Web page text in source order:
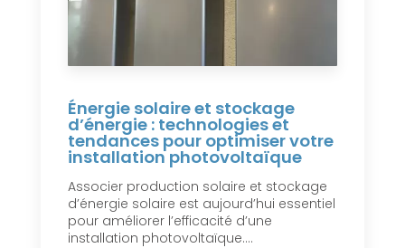
Énergie solaire et stockage
d’énergie : technologies et
tendances pour optimiser votre
installation photovoltaïque
Associer production solaire et stockage
d’énergie solaire est aujourd’hui essentiel
pour améliorer l’efficacité d’une
installation photovoltaïque....